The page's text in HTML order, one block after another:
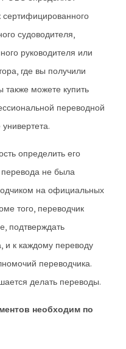
сертифицированного
судоводителя,
руководителя или
где вы получили
можете купить
переводной
определить его
не была
на официальных
того, переводчик
подтверждать
и к каждому переводу
переводчика.
делать переводы.
необходим по